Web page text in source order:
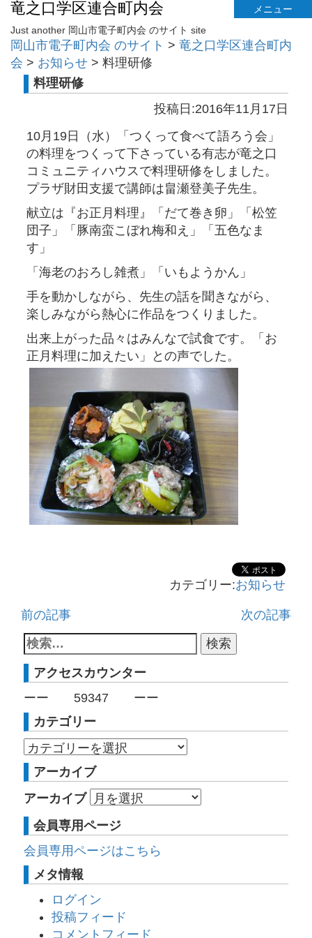
竜之口学区連合町内会
メニュー
Just another 岡山市電子町内会 のサイト site
岡山市電子町内会 のサイト > 竜之口学区連合町内
会 > お知らせ > 料理研修
料理研修
投稿日:2016年11月17日
10月19日（水）「つくって食べて語ろう会」
の料理をつくって下さっている有志が竜之口
コミュニティハウスで料理研修をしました。
プラザ財田支援で講師は畠瀬登美子先生。
献立は『お正月料理』「だて巻き卵」「松笠
団子」「豚南蛮こぼれ梅和え」「五色なま
す」
「海老のおろし雑煮」「いもようかん」
手を動かしながら、先生の話を聞きながら、
楽しみながら熱心に作品をつくりました。
出来上がった品々はみんなで試食です。「お
正月料理に加えたい」との声でした。
カテゴリー:お知らせ
前の記事 次の記事
アクセスカウンター
ーー 59347 ーー
カテゴリー
アーカイブ
アーカイブ
会員専用ページ
会員専用ページはこちら
メタ情報
ログイン
投稿フィード
コメントフィード